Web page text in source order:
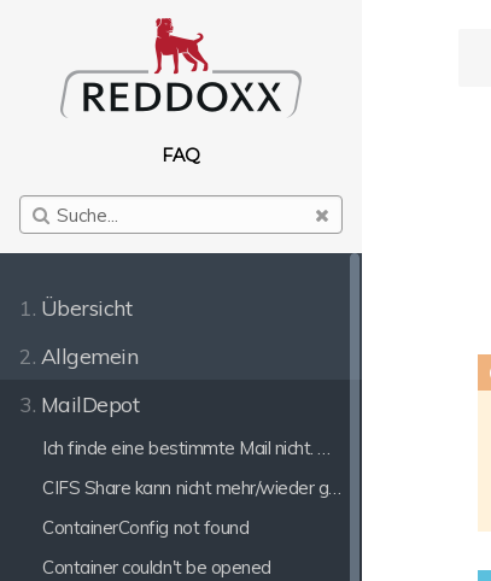
FAQ
1. Übersicht
2. Allgemein
3. MailDepot
Ich finde eine bestimmte Mail nicht. Die Trefferliste ist leer.
CIFS Share kann nicht mehr/wieder gemountet werden
ContainerConfig not found
Container couldn't be opened